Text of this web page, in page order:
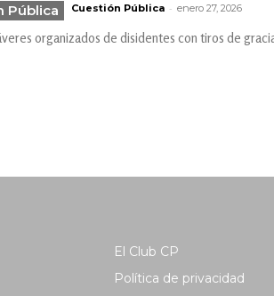
Pública Cuestión Pública - enero 27, 2026
organizados de disidentes con tiros de
El Club CP
Política de privacidad